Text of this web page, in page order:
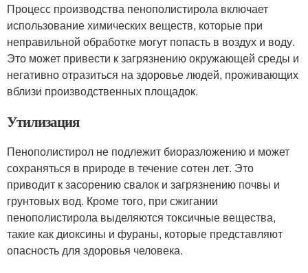
Процесс производства пенополистирола включает
использование химических веществ, которые при
неправильной обработке могут попасть в воздух и воду.
Это может привести к загрязнению окружающей среды и
негативно отразиться на здоровье людей, проживающих
вблизи производственных площадок.
Утилизация
Пенополистирол не подлежит биоразложению и может
сохраняться в природе в течение сотен лет. Это
приводит к засорению свалок и загрязнению почвы и
грунтовых вод. Кроме того, при сжигании
пенополистирола выделяются токсичные вещества,
такие как диоксины и фураны, которые представляют
опасность для здоровья человека.